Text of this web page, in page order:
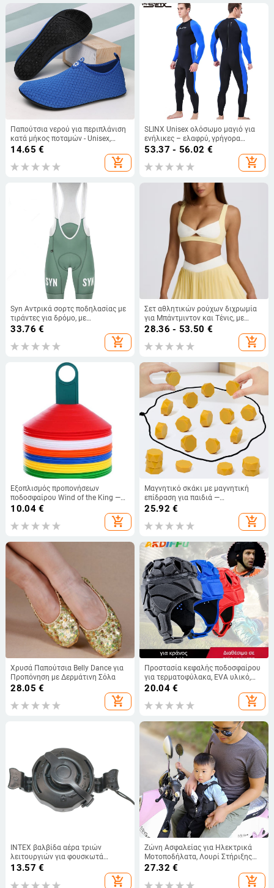
Παπούτσια νερού για περιπλάνιση
κατά μήκος ποταμών - Unisex,
χαμηλός αστράγαλος, ελαστική
ταινία, αντιολισθητική σόλα από
καουτσούκ, διαπνέοντα και
14.65 €
add_shopping_cart
SLINX Unisex ολόσωμο μαγιό για
ενήλικες – ελαφρύ, γρήγορα
στεγνών, UV προστασία και
κολύμβηση και σερφ
53.37 - 56.02 €
add_shopping_cart
Syn Αντρικά σορτς ποδηλασίας με
τιράντες για δρόμο, με
απομάκρυνση υγρασίας, διαπνοή,
Λύκρα, απορροφούν κραδασμούς,
στενή εφαρμογή, καλοκαίρι
33.76 €
add_shopping_cart
Σετ αθλητικών ρούχων διχρωμία
για Μπάντμιντον και Τένις, με
επένδυση στο στήθος, αμάνικο τοπ
28.36 - 53.50 €
add_shopping_cart
Εξοπλισμός προπονήσεων
ποδοσφαίρου Wind of the King —
πλαστικό; μονή συσκευασία;
ποδόσφαιρο
10.04€
add_shopping_cart
Μαγνητικό σκάκι με μαγνητική
επίδραση για παιδιά —
διαδραστικό επιτραπέζιο παιχνίδι
για λογική σκέψη και συντονισμό
οφθαλμού-χείρα
25.92 €
add_shopping_cart
Χρυσά Παπούτσια Belly Dance για
Προπόνηση με Δερμάτινη Σόλα
28.05 €
add_shopping_cart
Προστασία κεφαλής ποδοσφαίρου
για τερματοφύλακα, EVA υλικό,
Acco Diffie, προσαρμοσμένη
επεξεργασία, συσκευασία σε
σακούλα OPP.
20.04€
add_shopping_cart
INTEX βαλβίδα αέρα τριών
λειτουργιών για φουσκωτά
κρεβάτια και καναπέδες –
συμβατό με μοντέλα μαξιλάρων
66723, 66724, 66725, 68926,
13.57 €
add_shopping_cart
Ζώνη Ασφαλείας για Ηλεκτρικά
Μοτοποδήλατα, Λουρί Στήριξης
Καθίσματος Παιδιού, Προστασία
27.32 €
add_shopping_cart